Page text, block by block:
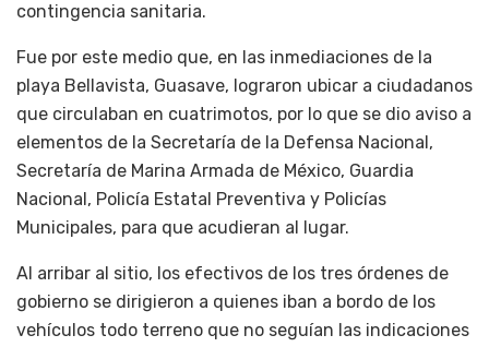
contingencia sanitaria.
Fue por este medio que, en las inmediaciones de la
playa Bellavista, Guasave, lograron ubicar a ciudadanos
que circulaban en cuatrimotos, por lo que se dio aviso a
elementos de la Secretaría de la Defensa Nacional,
Secretaría de Marina Armada de México, Guardia
Nacional, Policía Estatal Preventiva y Policías
Municipales, para que acudieran al lugar.
Al arribar al sitio, los efectivos de los tres órdenes de
gobierno se dirigieron a quienes iban a bordo de los
vehículos todo terreno que no seguían las indicaciones